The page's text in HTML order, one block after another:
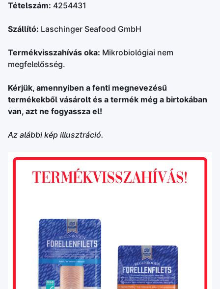
Tételszám: 4254431
Szállító: Laschinger Seafood GmbH
Termékvisszahívás oka: Mikrobiológiai nem
megfelelősség.
Kérjük, amennyiben a fenti megnevezésű
termékekből vásárolt és a termék még a birtokában
van, azt ne fogyassza el!
Az alábbi kép illusztráció.